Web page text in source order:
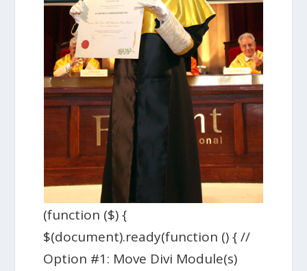
(function ($) {
$(document).ready(function () { //
Option #1: Move Divi Module(s)